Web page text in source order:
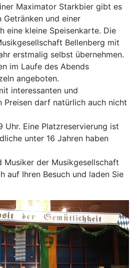
Maximator Starkbier gibt es
Getränken und einer
eine kleine Speisenkarte. Die
Bellenberg mit
erstmalig selbst übernehmen.
im Laufe des Abends
angeboten.
interessanten und
Preisen darf natürlich auch nicht
Uhr. Eine Platzreservierung ist
unter 16 Jahren haben
Musiker der Musikgesellschaft
auf Ihren Besuch und laden Sie